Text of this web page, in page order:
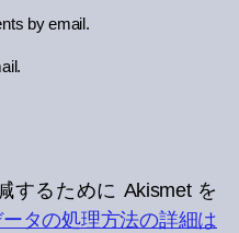
by email.
するために Akismet を
タの処理方法の詳細は